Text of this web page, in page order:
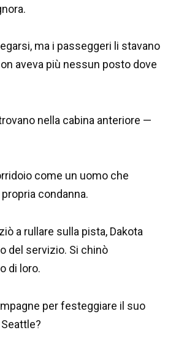
ma i passeggeri li stavano
aveva più nessun posto dove
nella cabina anteriore —
come un uomo che
condanna.
a rullare sulla pista, Dakota
del servizio. Si chinò
di loro.
per festeggiare il suo